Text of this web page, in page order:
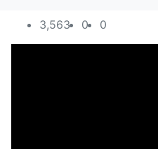
컨텐츠 정보
3,563조회
0추천
0